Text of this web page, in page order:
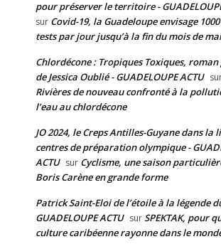
pour préserver le territoire -
sur Covid-19, la Guadeloupe envisage 1000
tests par jour jusqu’à la fin du mois de mai
Chlordécone : Tropiques Toxiques,
de Jessica Oublié - GUADELOUPE ACTU
Rivières de nouveau confronté à la
l’eau au chlordécone
JO 2024, le Creps Antilles-Guyane dans la
centres de préparation olympique -
ACTU sur Cyclisme, une saison
Boris Carène en grande forme
Patrick Saint-Eloi de l’étoile à la légende
GUADELOUPE ACTU surSPEKTAK, pour
culture caribéenne rayonne dans le